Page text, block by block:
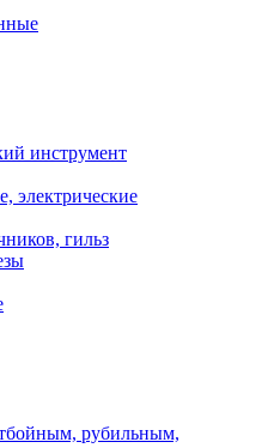
инструмент
электрические
гильз
рубильным,